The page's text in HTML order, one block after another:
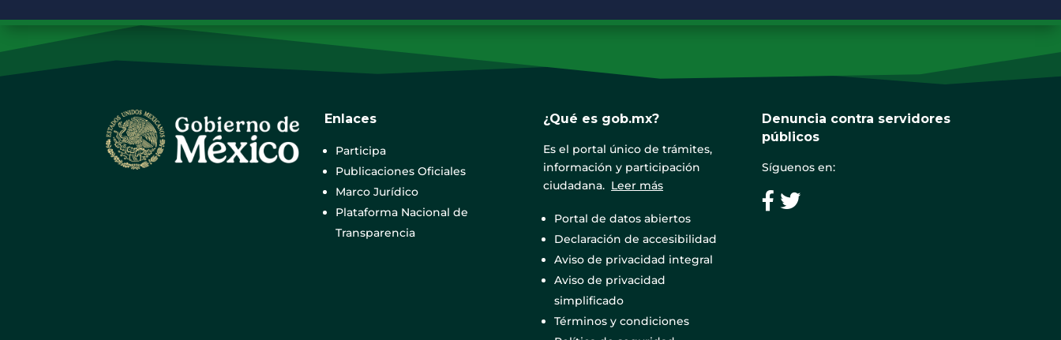
Enlaces
Participa
Publicaciones Oficiales
Marco Jurídico
Plataforma Nacional de
Transparencia
¿Qué es gob.mx?
Es el portal único de trámites,
información y participación
ciudadana. Leer más
Portal de datos abiertos
Declaración de accesibilidad
Aviso de privacidad integral
Aviso de privacidad
simplificado
Términos y condiciones
Denuncia contra servidores
públicos
Síguenos en: